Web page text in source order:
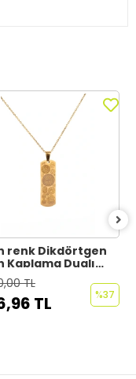
renk Dikdörtgen
Kaplama Dualı
Kolye Çelik Zincirli
paslanmaz
TL
TL %37